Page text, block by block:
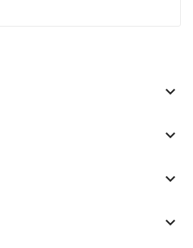
keyboard_arrow_down
keyboard_arrow_down
keyboard_arrow_down
keyboard_arrow_down